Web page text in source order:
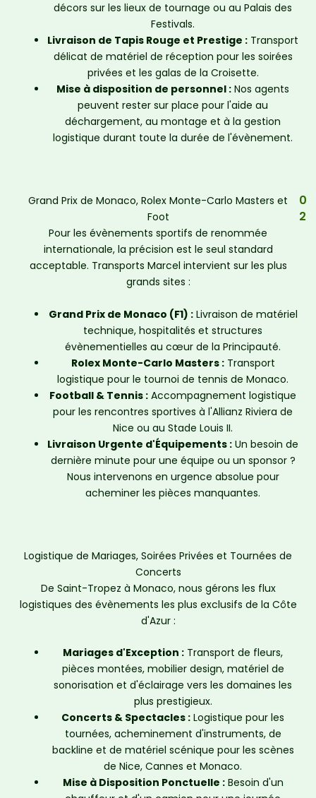
décors sur les lieux de tournage ou au Palais des
Festivals.
Livraison de Tapis Rouge et Prestige : Transport
délicat de matériel de réception pour les soirées
privées et les galas de la Croisette.
Mise à disposition de personnel : Nos agents
peuvent rester sur place pour l'aide au
déchargement, au montage et à la gestion
logistique durant toute la durée de l'évènement.
Grand Prix de Monaco, Rolex Monte-Carlo Masters et
Foot
Pour les évènements sportifs de renommée
internationale, la précision est le seul standard
acceptable. Transports Marcel intervient sur les plus
grands sites :
Grand Prix de Monaco (F1) :Livraison de matériel
technique, hospitalités et structures
évènementielles au cœur de la Principauté.
Rolex Monte-Carlo Masters :Transport
logistique pour le tournoi de tennis de Monaco.
Football & Tennis : Accompagnement logistique
pour les rencontres sportives à l'Allianz Riviera de
Nice ou au Stade Louis II.
Livraison Urgente d'Équipements : Un besoin de
dernière minute pour une équipe ou un sponsor ?
Nous intervenons en urgence absolue pour
acheminer les pièces manquantes.
0
2
Logistique de Mariages, Soirées Privées et Tournées de
Concerts
De Saint-Tropez à Monaco, nous gérons les flux
logistiques des évènements les plus exclusifs de la Côte
d'Azur :
Mariages d'Exception : Transport de fleurs,
pièces montées, mobilier design, matériel de
sonorisation et d'éclairage vers les domaines les
plus prestigieux.
Concerts & Spectacles : Logistique pour les
tournées, acheminement d'instruments, de
backline et de matériel scénique pour les scènes
de Nice, Cannes et Monaco.
Mise à Disposition Ponctuelle :Besoin d'un